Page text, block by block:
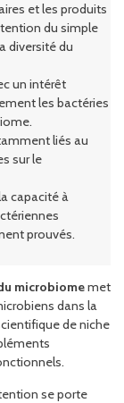
et les produits
du simple
diversité du
un intérêt
les bactéries
liés au
sur le
capacité à
prouvés.
microbiomemet
dans la
de niche
se porte